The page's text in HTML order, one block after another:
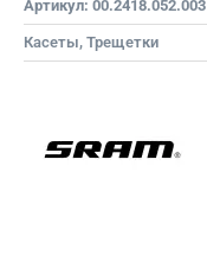
Артикул: 00.2418.052.003
Касеты, Трещетки